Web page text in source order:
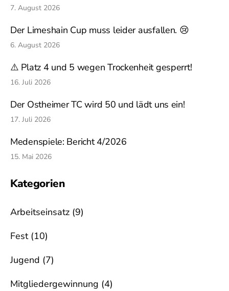
7. August 2026
Der Limeshain Cup muss leider ausfallen. 😢
6. August 2026
⚠️ Platz 4 und 5 wegen Trockenheit gesperrt!
16. Juli 2026
Der Ostheimer TC wird 50 und lädt uns ein!
17. Juli 2026
Medenspiele: Bericht 4/2026
15. Mai 2026
Kategorien
Arbeitseinsatz (9)
Fest(10)
Jugend (7)
Mitgliedergewinnung (4)